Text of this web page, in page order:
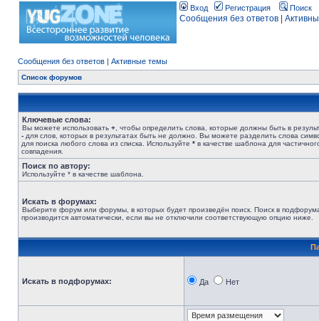
Вход Регистрация Поиск
Сообщения без ответов
Сообщения без ответов | Активные темы
Список форумов
Ключевые слова:
Вы можете использовать + , чтобы определить слова, которые должны быть в
- для слов, которых в результатах быть не должно. Вы можете разделить слова
для поиска любого слова из списка. Используйте * в качестве шаблона для
совпадения.
Поиск по автору:
Используйте * в качестве шаблона.
Искать в форумах:
Выберите форум или форумы, в которых будет произведён поиск. Поиск в
производится автоматически, если вы не отключили соответствующую опцию ниже.
Искать в подфорумах: Да Нет